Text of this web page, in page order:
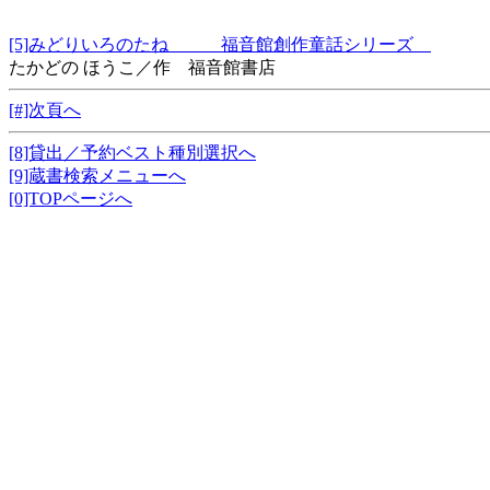
[5]みどりいろのたね 福音館創作童話シリーズ
たかどの ほうこ／作 福音館書店
[#]次頁へ
[8]貸出／予約ベスト種別選択へ
[9]蔵書検索メニューへ
[0]TOPページへ